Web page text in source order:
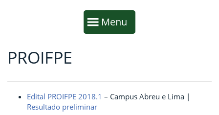
Mostrar
Menu
Fim da navegação
Início do conteúdo
PROIFPE
Edital PROIFPE 2018.1 – Campus Abreu e Lima |
Resultado preliminar